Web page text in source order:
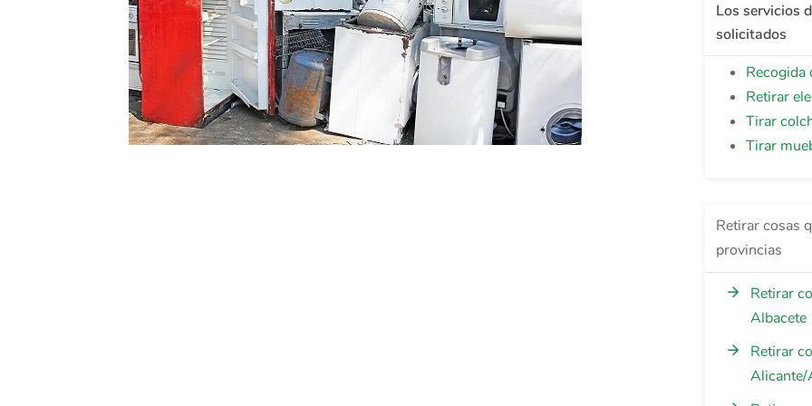
Los servicios
solicitados
Recogida
Retirar
Tirar
Tirar
Retirar cosas
provincias
Retirar
Albacete
Retirar
Alicante/